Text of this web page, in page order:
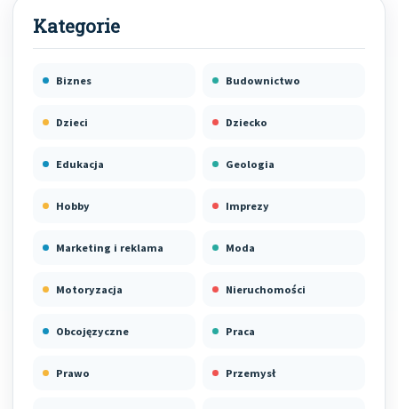
Biznes Budownictwo
Dzieci Dziecko
Edukacja Geologia
Hobby Imprezy
Marketing i reklama Moda
Motoryzacja Nieruchomości
Obcojęzyczne Praca
Prawo Przemysł